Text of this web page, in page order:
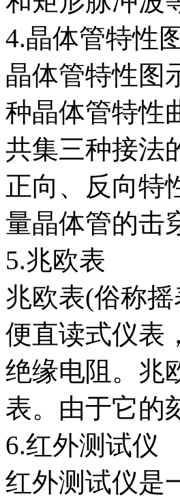
4.晶体管特性
晶体管特性图
种晶体管特性
共集三种接法
正向、反向特
量晶体管的击
5.兆欧表
兆欧表(俗称
便直读式仪表
绝缘电阻。兆
表。由于它的
6.红外测试仪
红外测试仪是